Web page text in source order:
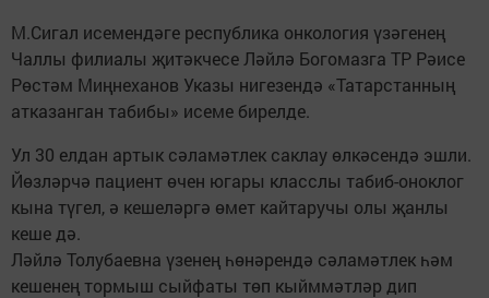
М.Сигал исемендәге республика онкология үзәгенең
Чаллы филиалы җитәкчесе Ләйлә Богомазга ТР Рәисе
Рөстәм Миңнеханов Указы нигезендә «Татарстанның
атказанган табибы» исеме бирелде.
Ул 30 елдан артык сәламәтлек саклау өлкәсендә эшли.
Йөзләрчә пациент өчен югары класслы табиб-оноклог
кына түгел, ә кешеләргә өмет кайтаручы олы җанлы
кеше дә.
Ләйлә Толубаевна үзенең һөнәрендә сәламәтлек һәм
кешенең тормыш сыйфаты төп кыйммәтләр дип